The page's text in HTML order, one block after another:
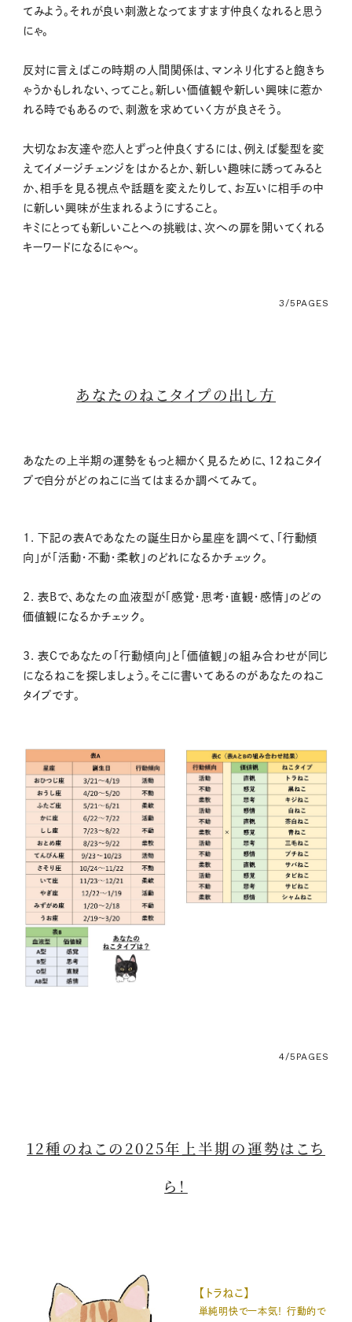
てみよう。それが良い刺激となってますます仲良くなれると思う
にゃ。
反対に言えばこの時期の人間関係は、マンネリ化すると飽きち
ゃうかもしれない、ってこと。新しい価値観や新しい興味に惹か
れる時でもあるので、刺激を求めていく方が良さそう。
大切なお友達や恋人とずっと仲良くするには、例えば髪型を変
えてイメージチェンジをはかるとか、新しい趣味に誘ってみると
か、相手を見る視点や話題を変えたりして、お互いに相手の中
に新しい興味が生まれるようにすること。
キミにとっても新しいことへの挑戦は、次への扉を開いてくれる
キーワードになるにゃ〜。
3/5 PAGES
あなたのねこタイプの出し方
あなたの上半期の運勢をもっと細かく見るために、１２ねこタイ
プで自分がどのねこに当てはまるか調べてみて。
1. 下記の表Aであなたの誕生日から星座を調べて、「行動傾
向」が「活動・不動・柔軟」のどれになるかチェック。
2. 表Bで、あなたの血液型が「感覚・思考・直観・感情」のどの
価値観になるかチェック。
3. 表Cであなたの「行動傾向」と「価値観」の組み合わせが同じ
になるねこを探しましょう。そこに書いてあるのがあなたのねこ
タイプです。
4/5 PAGES
12種のねこの2025年上半期の運勢はこち
ら！
【トラねこ】
単純明快で一本気！ 行動的で